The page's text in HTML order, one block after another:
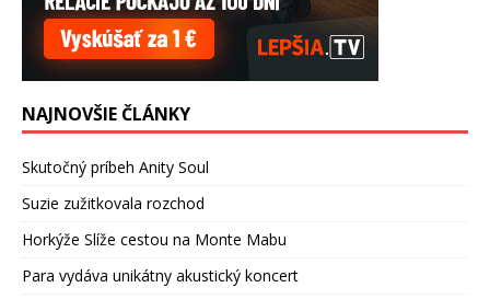
NAJNOVŠIE ČLÁNKY
Skutočný príbeh Anity Soul
Suzie zužitkovala rozchod
Horkýže Slíže cestou na Monte Mabu
Para vydáva unikátny akustický koncert